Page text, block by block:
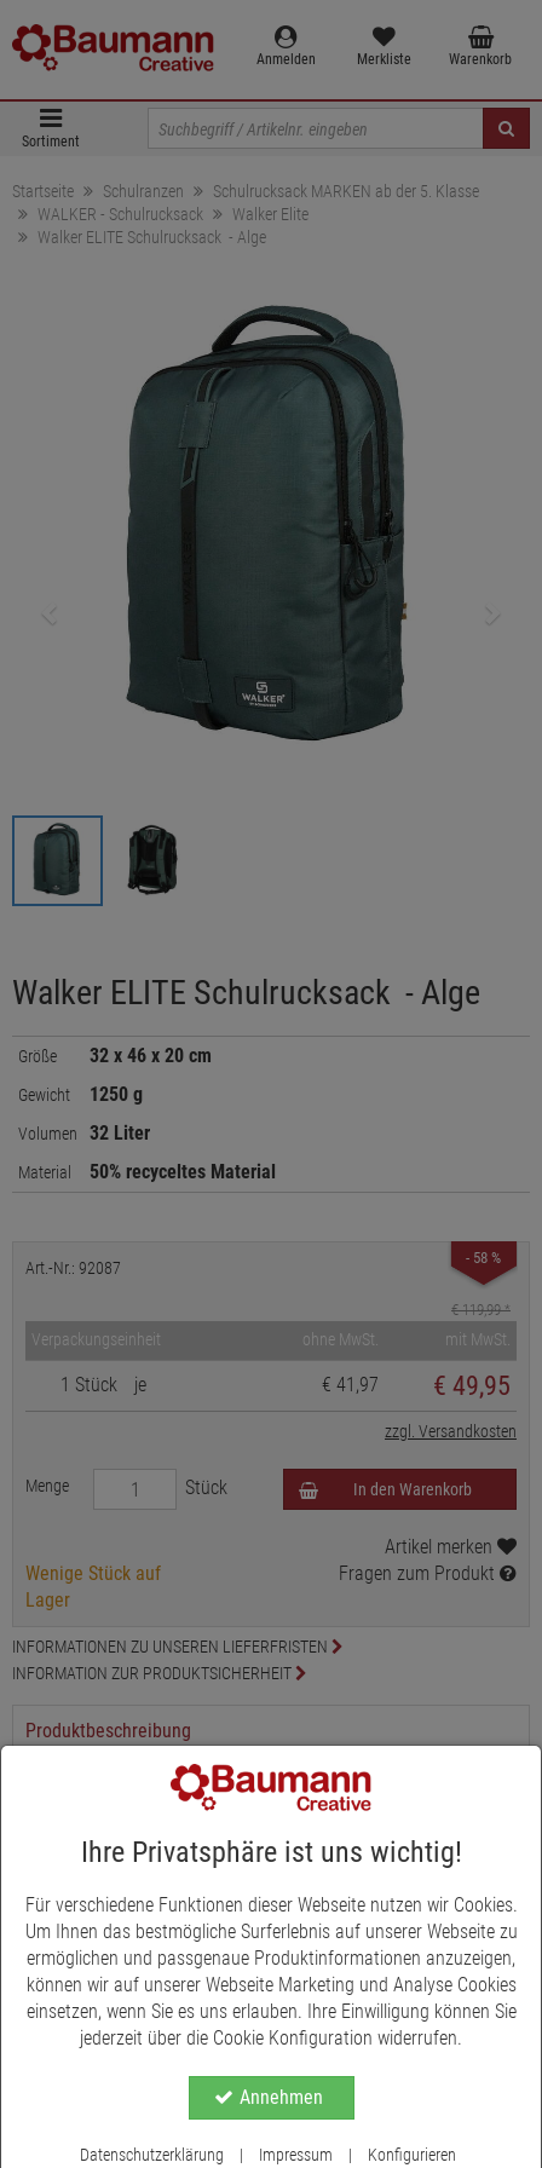
Anmelden Merkliste Warenkorb
Sortiment
Startseite Schulranzen
Schulrucksack MARKEN ab der 5. Klasse
WALKER - Schulrucksack
Walker Elite
Walker ELITE Schulrucksack - Alge
Walker ELITE Schulrucksack - Alge
Größe 32 x 46 x 20 cm
Gewicht 1250 g
Volumen 32 Liter
Material 50% recyceltes Material
- 58 %
Art.-Nr.: 92087
€ 119,99*
Verpackungseinheit ohne MwSt. mit MwSt.
1 Stück je € 41,97 € 49,95
zzgl. Versandkosten
Menge Stück In den Warenkorb
Wenige Stück auf
Lager
Artikel merken
Fragen zum Produkt
INFORMATIONEN ZU UNSEREN LIEFERFRISTEN
INFORMATION ZUR PRODUKTSICHERHEIT
Produktbeschreibung
Der Teenager Schulrucksack Elite 2.0 von Walker vereint
Funktionalität und Stil in perfekter Harmonie. Sein dynamisches
macht ihn nicht nur praktisch, sondern auch optisch
eine individuelle Anpassung an den Rücken und gewährleistet
eine gleichmäßige Gewichtsverteilung für höchsten
Tragekomfort.
Die Elite 2.0 Schulrucksack Kollektion wurde speziell für den
Einsatz in Schule und Universität entwickelt. Mit einem
sie sichere Aufbewahrungsmöglichkeiten für elektronische
Ihre Privatsphäre ist uns wichtig!
Für verschiedene Funktionen dieser Webseite nutzen wir Cookies.
Um Ihnen das bestmögliche Surferlebnis auf unserer Webseite zu
ermöglichen und passgenaue Produktinformationen anzuzeigen,
können wir auf unserer Webseite Marketing und Analyse Cookies
einsetzen, wenn Sie es uns erlauben. Ihre Einwilligung können Sie
jederzeit über die Cookie Konfiguration widerrufen.
Annehmen
Datenschutzerklärung | Impressum | Konfigurieren